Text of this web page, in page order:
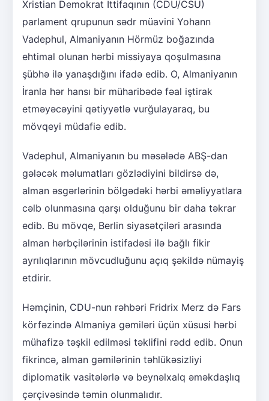
Xristian Demokrat İttifaqının (CDU/CSU)
parlament qrupunun sədr müavini Yohann
Vadephul, Almaniyanın Hörmüz boğazında
ehtimal olunan hərbi missiyaya qoşulmasına
şübhə ilə yanaşdığını ifadə edib. O, Almaniyanın
İranla hər hansı bir müharibədə fəal iştirak
etməyəcəyini qətiyyətlə vurğulayaraq, bu
mövqeyi müdafiə edib.
Vadephul, Almaniyanın bu məsələdə ABŞ-dan
gələcək məlumatları gözlədiyini bildirsə də,
alman əsgərlərinin bölgədəki hərbi əməliyyatlara
cəlb olunmasına qarşı olduğunu bir daha təkrar
edib. Bu mövqe, Berlin siyasətçiləri arasında
alman hərbçilərinin istifadəsi ilə bağlı fikir
ayrılıqlarının mövcudluğunu açıq şəkildə nümayiş
etdirir.
Həmçinin, CDU-nun rəhbəri Fridrix Merz də Fars
körfəzində Almaniya gəmiləri üçün xüsusi hərbi
mühafizə təşkil edilməsi təklifini rədd edib. Onun
fikrincə, alman gəmilərinin təhlükəsizliyi
diplomatik vasitələrlə və beynəlxalq əməkdaşlıq
çərçivəsində təmin olunmalıdır.